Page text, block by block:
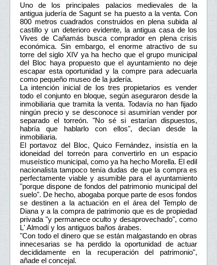
Uno de los principales palacios medievales de la
antigua judería de Sagunt se ha puesto a la venta. Con
800 metros cuadrados construidos en plena subida al
castillo y un deterioro evidente, la antigua casa de los
Vives de Cañamás busca comprador en plena crisis
económica. Sin embargo, el enorme atractivo de su
torre del siglo XIV ya ha hecho que el grupo municipal
del Bloc haya propuesto que el ayuntamiento no deje
escapar esta oportunidad y la compre para adecuarla
como pequeño museo de la judería.
La intención inicial de los tres propietarios es vender
todo el conjunto en bloque, según aseguraron desde la
inmobiliaria que tramita la venta. Todavía no han fijado
ningún precio y se desconoce si asumirían vender por
separado el torreón. "No sé si estarían dispuestos,
habría que hablarlo con ellos", decían desde la
inmobiliaria.
El portavoz del Bloc, Quico Fernández, insistía en la
idoneidad del torreón para convertirlo en un espacio
museístico municipal, como ya ha hecho Morella. El edil
nacionalista tampoco tenía dudas de que la compra es
perfectamente viable y asumible para el ayuntamiento
"porque dispone de fondos del patrimonio municipal del
suelo". De hecho, abogaba porque parte de esos fondos
se destinen a la actuación en el área del Templo de
Diana y a la compra de patrimonio que es de propiedad
privada "y permanece oculto y desaprovechado", como
L' Almodí y los antiguos baños árabes.
"Con todo el dinero que se están malgastando en obras
innecesarias se ha perdido la oportunidad de actuar
decididamente en la recuperación del patrimonio",
añade el concejal.